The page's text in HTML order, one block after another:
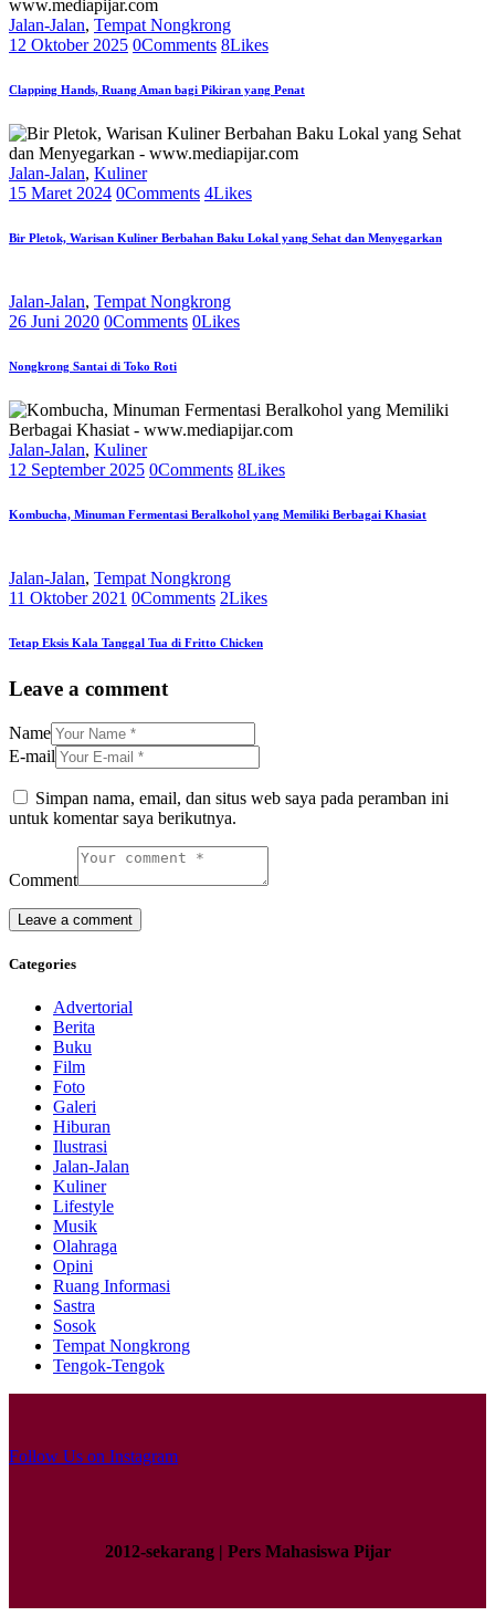
Jalan-Jalan, Tempat Nongkrong
12 Oktober 2025 0Comments 8Likes
Clapping Hands, Ruang Aman bagi Pikiran yang Penat
Jalan-Jalan, Kuliner
15 Maret 2024 0Comments 4Likes
Bir Pletok, Warisan Kuliner Berbahan Baku Lokal yang Sehat dan Menyegarkan
Jalan-Jalan, Tempat Nongkrong
26 Juni 2020 0Comments 0Likes
Nongkrong Santai di Toko Roti
Jalan-Jalan, Kuliner
12 September 2025 0Comments 8Likes
Kombucha, Minuman Fermentasi Beralkohol yang Memiliki Berbagai Khasiat
Jalan-Jalan, Tempat Nongkrong
11 Oktober 2021 0Comments 2Likes
Tetap Eksis Kala Tanggal Tua di Fritto Chicken
Leave a comment
Name
E-mail
Simpan nama, email, dan situs web saya pada peramban ini
untuk komentar saya berikutnya.
Comment
Categories
Advertorial
Berita
Buku
Film
Foto
Galeri
Hiburan
Ilustrasi
Jalan-Jalan
Kuliner
Lifestyle
Musik
Olahraga
Opini
Ruang Informasi
Sastra
Sosok
Tempat Nongkrong
Tengok-Tengok
Follow Us on Instagram
2012-sekarang | Pers Mahasiswa Pijar